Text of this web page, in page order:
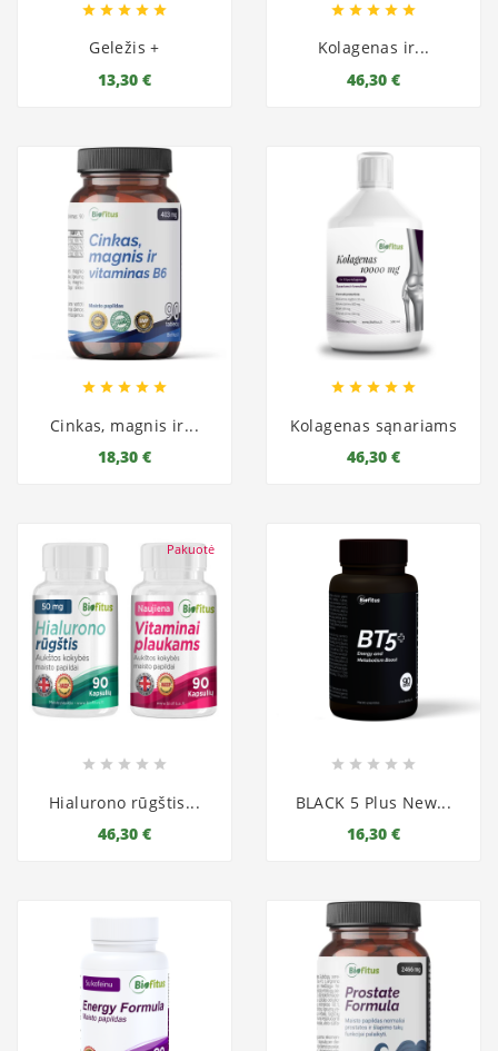
    
Geležis +
13,30 €
    
Kolagenas ir...
46,30 €
    
Cinkas, magnis ir...
18,30 €
    
Kolagenas sąnariams
46,30 €
Pakuotė
    
Hialurono rūgštis...
46,30 €
    
BLACK 5 Plus New...
16,30 €